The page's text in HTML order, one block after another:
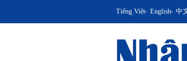
Tiếng Việt English 中